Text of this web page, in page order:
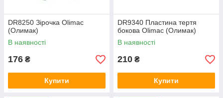
DR8250 Зірочка Olimac
(Олимак)
В наявності
176 ₴
Купити
DR9340 Пластина тертя
бокова Olimac (Олимак)
В наявності
210 ₴
Купити